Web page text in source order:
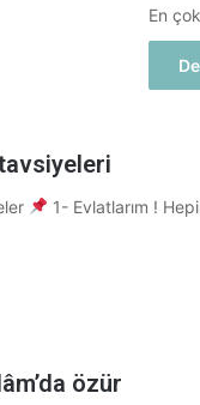
En
1- Evlatlarım !
özür